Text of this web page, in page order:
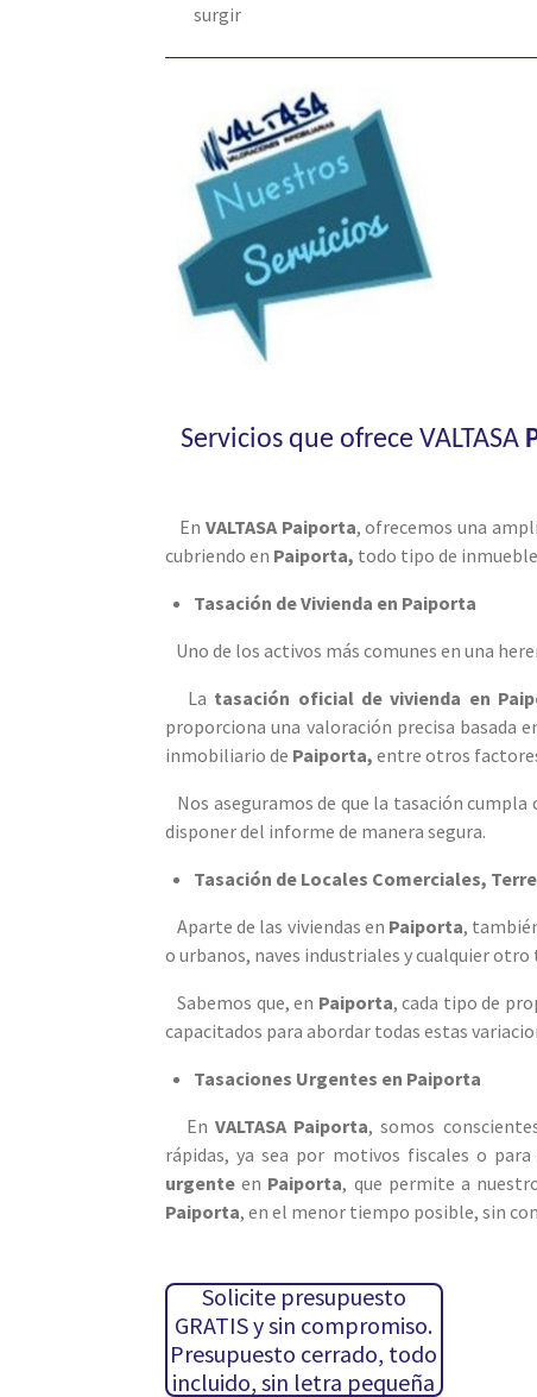
surgir
Servicios que ofrece VALTASA
En VALTASA Paiporta, ofrecemos una
cubriendo en Paiporta, todo tipo de
Tasación de Vivienda en Paiporta
Uno de los activos más comunes en una
La tasación oficial de vivienda en
proporciona una valoración precisa basada
inmobiliario de Paiporta, entre otros
Nos aseguramos de que la tasación
disponer del informe de manera segura.
Tasación de Locales Comerciales,
Aparte de las viviendas en Paiporta,
o urbanos, naves industriales y cualquier
Sabemos que, en Paiporta, cada tipo de
capacitados para abordar todas estas
Tasaciones Urgentes en Paiporta
EnVALTASA Paiporta, somos
rápidas, ya sea por motivos fiscales o
urgente en Paiporta, que permite a
Paiporta, en el menor tiempo posible, sin
Solicite presupuesto
GRATIS y sin compromiso.
Presupuesto cerrado, todo
incluido, sin letra pequeña